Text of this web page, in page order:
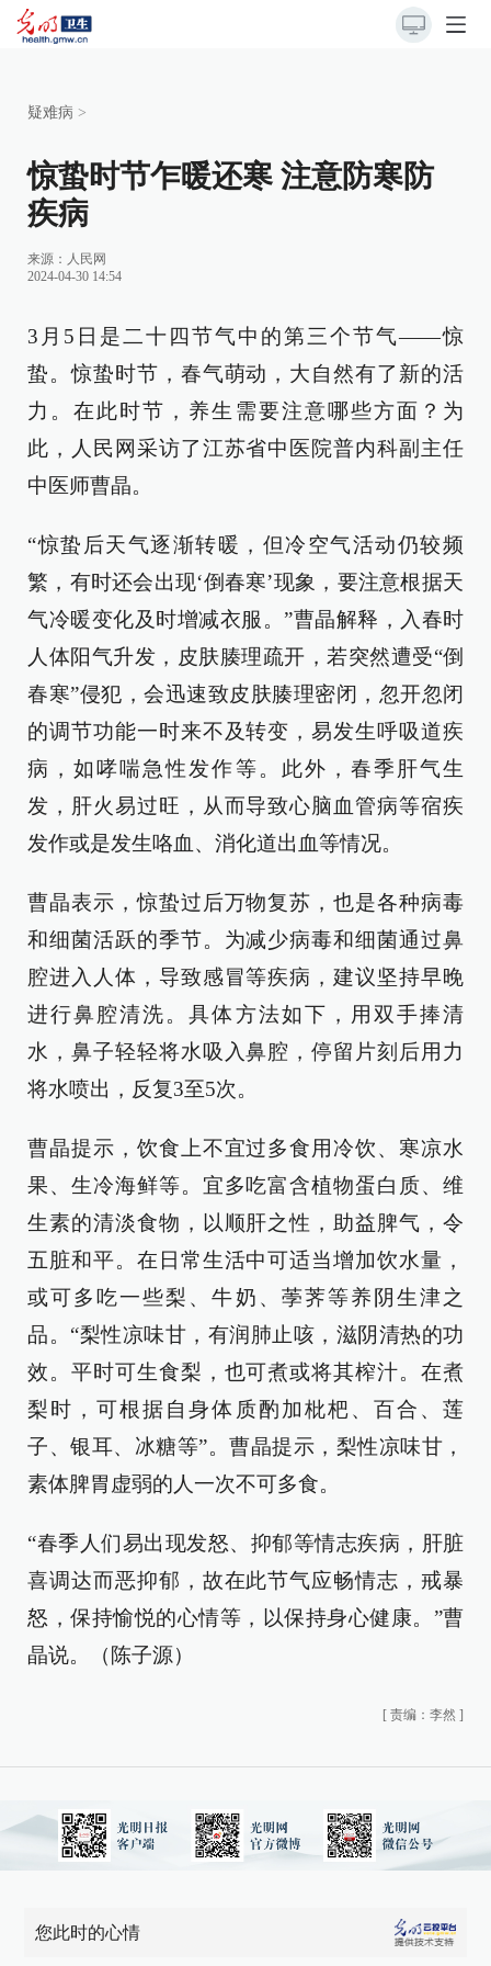
疑难病 >
惊蛰时节乍暖还寒 注意防寒防
疾病
来源： 人民网
2024-04-30 14:54
3月5日是二十四节气中的第三个节气——惊
蛰。惊蛰时节，春气萌动，大自然有了新的活
力。在此时节，养生需要注意哪些方面？为
此，人民网采访了江苏省中医院普内科副主任
中医师曹晶。
“惊蛰后天气逐渐转暖，但冷空气活动仍较频
繁，有时还会出现‘倒春寒’现象，要注意根据天
气冷暖变化及时增减衣服。”曹晶解释，入春时
人体阳气升发，皮肤腠理疏开，若突然遭受“倒
春寒”侵犯，会迅速致皮肤腠理密闭，忽开忽闭
的调节功能一时来不及转变，易发生呼吸道疾
病，如哮喘急性发作等。此外，春季肝气生
发，肝火易过旺，从而导致心脑血管病等宿疾
发作或是发生咯血、消化道出血等情况。
曹晶表示，惊蛰过后万物复苏，也是各种病毒
和细菌活跃的季节。为减少病毒和细菌通过鼻
腔进入人体，导致感冒等疾病，建议坚持早晚
进行鼻腔清洗。具体方法如下，用双手捧清
水，鼻子轻轻将水吸入鼻腔，停留片刻后用力
将水喷出，反复3至5次。
曹晶提示，饮食上不宜过多食用冷饮、寒凉水
果、生冷海鲜等。宜多吃富含植物蛋白质、维
生素的清淡食物，以顺肝之性，助益脾气，令
五脏和平。在日常生活中可适当增加饮水量，
或可多吃一些梨、牛奶、荸荠等养阴生津之
品。“梨性凉味甘，有润肺止咳，滋阴清热的功
效。平时可生食梨，也可煮或将其榨汁。在煮
梨时，可根据自身体质酌加枇杷、百合、莲
子、银耳、冰糖等”。曹晶提示，梨性凉味甘，
素体脾胃虚弱的人一次不可多食。
“春季人们易出现发怒、抑郁等情志疾病，肝脏
喜调达而恶抑郁，故在此节气应畅情志，戒暴
怒，保持愉悦的心情等，以保持身心健康。”曹
晶说。（陈子源）
[ 责编：李然 ]
您此时的心情